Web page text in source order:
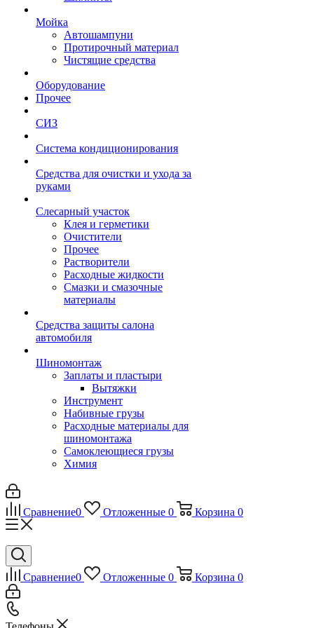
Мойка
Автошампуни
Протирочный материал
Чистящие средства
Оборудование
Прочее
СИЗ
Система кондиционирования
Средства для очистки и ухода за
руками
Слесарный участок
Клея и герметики
Очистители
Прочее
Растворители
Расходные жидкости
Смазки и смазочные
материалы
Средства защиты салона
автомобиля
Шиномонтаж
Заплаты и пластыри
Вытяжки
Инструмент
Набивные грузы
Расходные материалы для
шиномонтажа
Самоклеющиеся грузы
Химия
Сравнение0 Отложенные 0 Корзина 0
Сравнение0 Отложенные 0 Корзина 0